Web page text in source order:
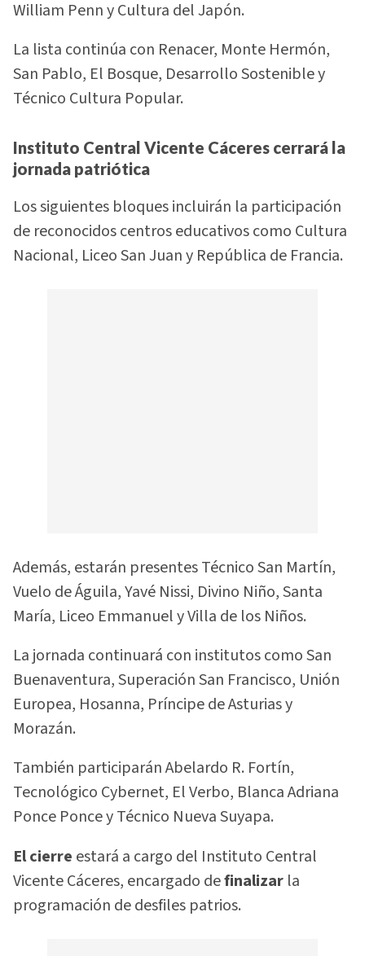
William Penn y Cultura del Japón.
La lista continúa con Renacer, Monte Hermón,
San Pablo, El Bosque, Desarrollo Sostenible y
Técnico Cultura Popular.
Instituto Central Vicente Cáceres cerrará la
jornada patriótica
Los siguientes bloques incluirán la participación
de reconocidos centros educativos como Cultura
Nacional, Liceo San Juan y República de Francia.
Además, estarán presentes Técnico San Martín,
Vuelo de Águila, Yavé Nissi, Divino Niño, Santa
María, Liceo Emmanuel y Villa de los Niños.
La jornada continuará con institutos como San
Buenaventura, Superación San Francisco, Unión
Europea, Hosanna, Príncipe de Asturias y
Morazán.
También participarán Abelardo R. Fortín,
Tecnológico Cybernet, El Verbo, Blanca Adriana
Ponce Ponce y Técnico Nueva Suyapa.
El cierre estará a cargo del Instituto Central
Vicente Cáceres, encargado definalizar la
programación de desfiles patrios.